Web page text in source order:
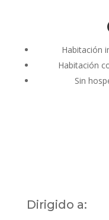
Habitación
Habitación
Sin
Dirigido a: